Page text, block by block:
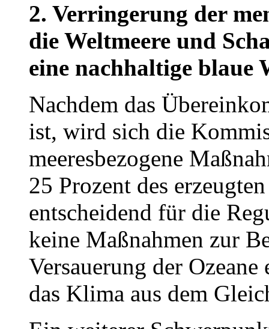
2. Verringerung der
die Weltmeere und
eine nachhaltige blaue
Nachdem das
ist, wird sich die
meeresbezogene
25 Prozent des
entscheidend für die
keine Maßnahmen zur
Versauerung der
das Klima aus dem